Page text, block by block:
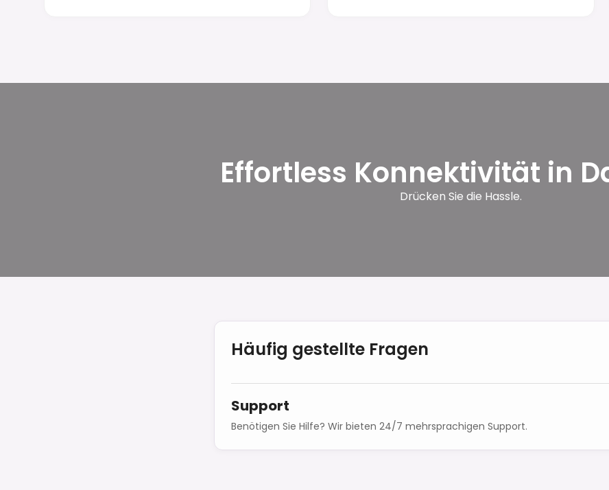
Effortless Konnektivität in
Drücken Sie die Hassle.
Häufig gestellte Fragen
Support
Benötigen Sie Hilfe? Wir bieten 24/7 mehrsprachigen Support.